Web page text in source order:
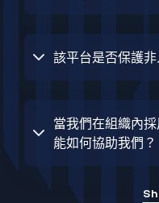
該平台是否保護非
當我們在組織內
能如何協助我們？